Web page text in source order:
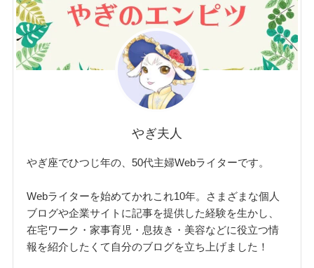
やぎ夫人
やぎ座でひつじ年の、50代主婦Webライターです。
Webライターを始めてかれこれ10年。さまざまな個人
ブログや企業サイトに記事を提供した経験を生かし、
在宅ワーク・家事育児・息抜き・美容などに役立つ情
報を紹介したくて自分のブログを立ち上げました！